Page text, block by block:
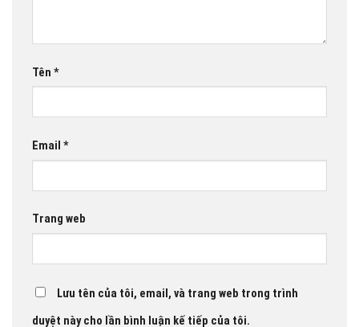
Tên *
Email *
Trang web
Lưu tên của tôi, email, và trang web trong trình
duyệt này cho lần bình luận kế tiếp của tôi.